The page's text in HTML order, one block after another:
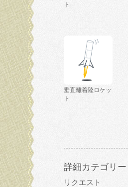
ト
垂直離着陸ロケッ
ト
詳細カテゴリー
リクエスト